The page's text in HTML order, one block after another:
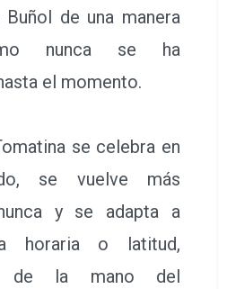
de una manera
nunca se ha
el momento.
se celebra en
se vuelve más
y se adapta a
horaria o latitud,
de la mano del